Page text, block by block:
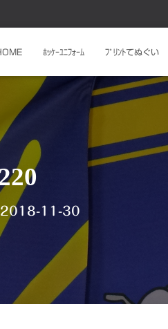
ﾎｯｹｰﾕﾆﾌｫｰﾑ ﾌﾟﾘﾝﾄてぬぐい
2018-11-30